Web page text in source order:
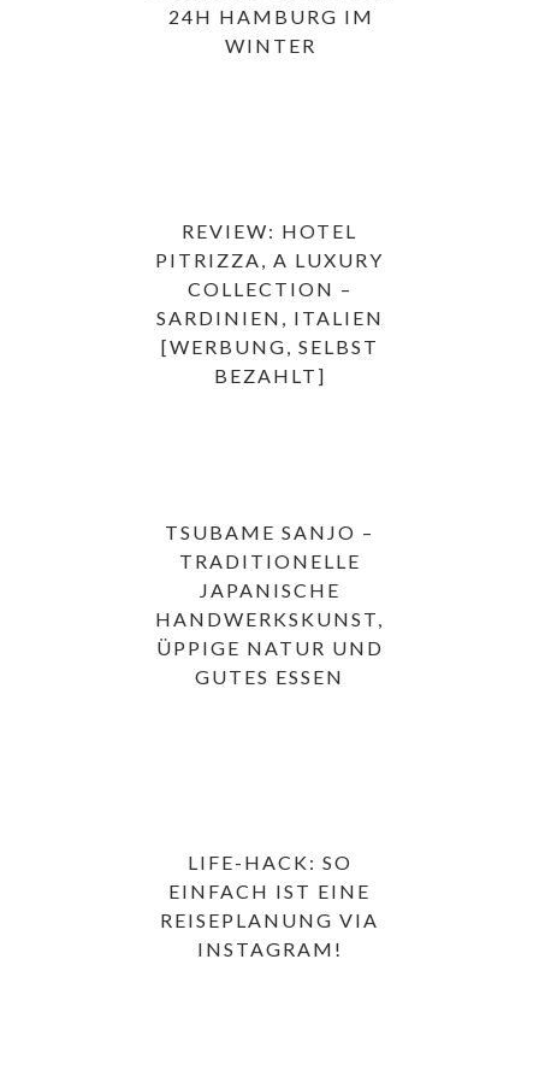
24H HAMBURG IM
WINTER
REVIEW: HOTEL
PITRIZZA, A LUXURY
COLLECTION –
SARDINIEN, ITALIEN
[WERBUNG, SELBST
BEZAHLT]
TSUBAME SANJO –
TRADITIONELLE
JAPANISCHE
HANDWERKSKUNST,
ÜPPIGE NATUR UND
GUTES ESSEN
LIFE-HACK: SO
EINFACH IST EINE
REISEPLANUNG VIA
INSTAGRAM!